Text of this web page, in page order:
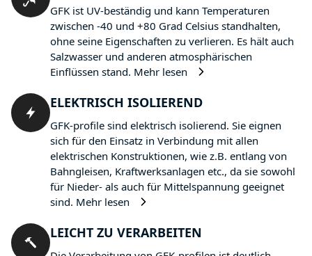
GFK ist UV-beständig und kann Temperaturen
zwischen -40 und +80 Grad Celsius standhalten,
ohne seine Eigenschaften zu verlieren. Es hält auch
Salzwasser und anderen atmosphärischen
Einflüssen stand. Mehr lesen
ELEKTRISCH ISOLIEREND
GFK-profile sind elektrisch isolierend. Sie eignen
sich für den Einsatz in Verbindung mit allen
elektrischen Konstruktionen, wie z.B. entlang von
Bahngleisen, Kraftwerksanlagen etc., da sie sowohl
für Nieder- als auch für Mittelspannung geeignet
sind. Mehr lesen
LEICHT ZU VERARBEITEN